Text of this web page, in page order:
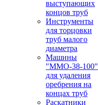
выступающих
концов труб
Инструменты
для торцовки
труб малого
диаметра
Машины
"ММО-38-100"
для удаления
оребрения на
концах труб
Раскатники